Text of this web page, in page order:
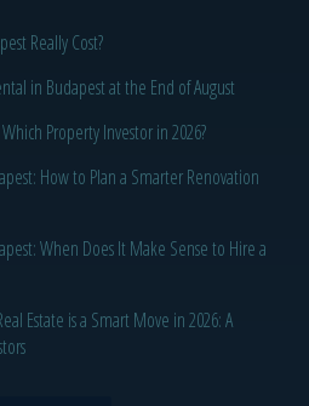
Really Cost?
in Budapest at the End of August
Property Investor in 2026?
How to Plan a Smarter Renovation
When Does It Make Sense to Hire a
Estate is a Smart Move in 2026: A